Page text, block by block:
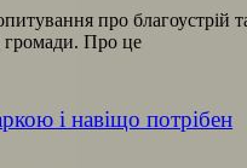
про благоустрій
Про це
і навіщо потрібен